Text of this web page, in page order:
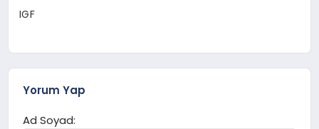
IGF
Yorum Yap
Ad Soyad: